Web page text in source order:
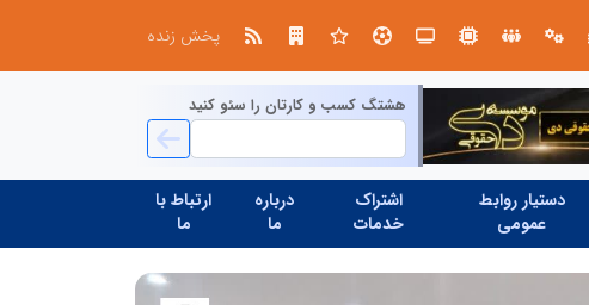
پخش زنده
هشتگ کسب و کارتان را سئو کنید
دستیار روابط
عمومی
اشتراک
خدمات
درباره
ما
ارتباط با
ما